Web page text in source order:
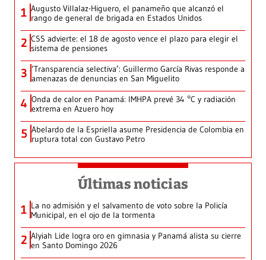
1 Augusto Villalaz-Higuero, el panameño que alcanzó el
rango de general de brigada en Estados Unidos
2 CSS advierte: el 18 de agosto vence el plazo para elegir el
sistema de pensiones
3 ‘Transparencia selectiva’: Guillermo García Rivas responde a
amenazas de denuncias en San Miguelito
4 Onda de calor en Panamá: IMHPA prevé 34 °C y radiación
extrema en Azuero hoy
5 Abelardo de la Espriella asume Presidencia de Colombia en
ruptura total con Gustavo Petro
Últimas noticias
1 La no admisión y el salvamento de voto sobre la Policía
Municipal, en el ojo de la tormenta
2 Alyiah Lide logra oro en gimnasia y Panamá alista su cierre
en Santo Domingo 2026